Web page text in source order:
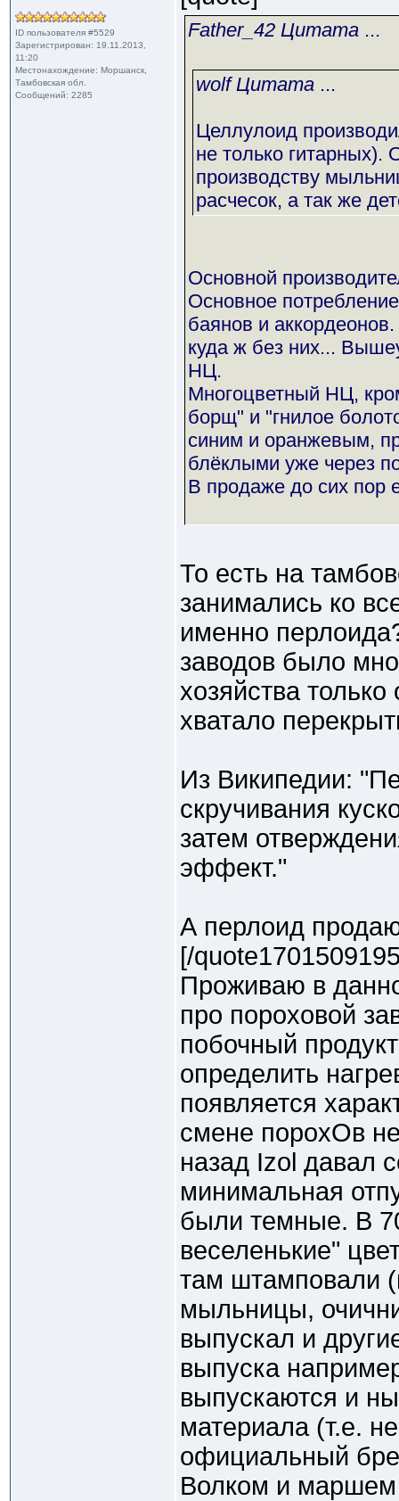
ID пользователя #5529
Зарегистрирован: 19.11.2013,
11:20
Местонахождение: Моршанск,
Тамбовская обл.
Сообщений: 2285
Father_42 Цитата ...
wolf Цитата ...
Целлулоид
не только
производству
расчесок, а так же
Основной
Основное
баянов и
куда ж без них...
НЦ.
Многоцветный НЦ,
борщ" и "гнилое
синим и оранжевым,
блёклыми уже через
В продаже до сих пор
То есть на
занимались ко
именно
заводов было
хозяйства
хватало
Из Википедии:
скручивания
затем
эффект."
А перлоид
[/
Проживаю в
про пороховой
побочный
определить
появляется
смене порохОв
назад Izol давал
минимальная
были темные. В
веселенькие"
там
мыльницы,
выпускал и
выпуска
выпускаются и
материала (т.е.
официальный
Волком и